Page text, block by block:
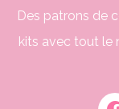
Des patrons de
kits avec tout le